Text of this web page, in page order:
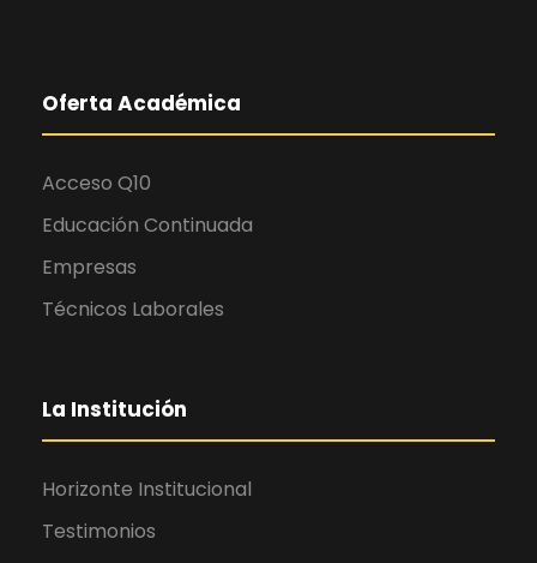
Oferta Académica
Acceso Q10
Educación Continuada
Empresas
Técnicos Laborales
La Institución
Horizonte Institucional
Testimonios